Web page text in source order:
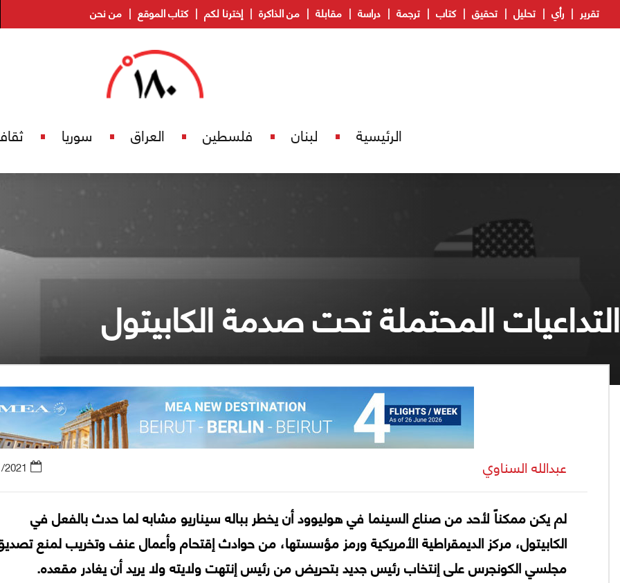
تقرير رأي تحليل تحقيق كتاب ترجمة دراسة مقابلة من الذاكرة إخترنا لكم كتاب الموقع من نحن
الرئيسية لبنان فلسطين العراق سوريا
التداعيات المحتملة تحت صدمة الكابيتول
عبدالله السناوي 2021
لم يكن ممكناً لأحد من صناع السينما في هوليوود أن يخطر بباله سيناريو مشابه لما حدث بالفعل في
الكابيتول، مركز الديمقراطية الأمريكية ورمز مؤسستها، من حوادث إقتحام وأعمال عنف وتخريب لمنع
مجلسي الكونجرس على إنتخاب رئيس جديد بتحريض من رئيس إنتهت ولايته ولا يريد أن يغادر مقعده.